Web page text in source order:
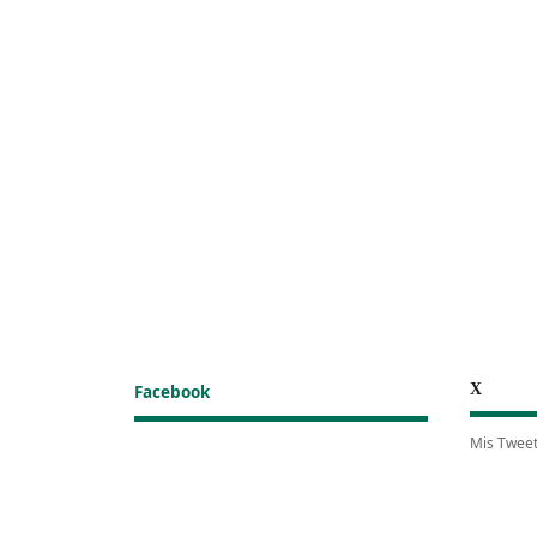
Facebook X
Mis